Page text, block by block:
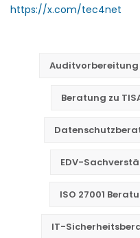
https://x.com/tec4net
Beratung zu
EDV-
ISO 27001
IT-